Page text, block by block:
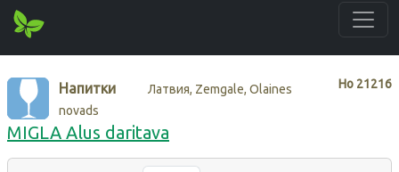
Нo 21216
Напитки
Латвия, Zemgale, Olaines
novads
MIGLA Alus daritava